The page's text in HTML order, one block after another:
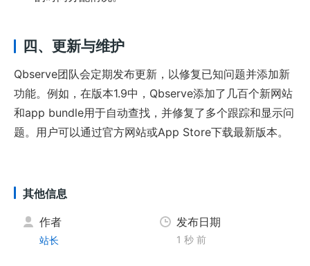
四、更新与维护
Qbserve团队会定期发布更新，以修复已知问题并添加新
功能。例如，在版本1.9中，Qbserve添加了几百个新网站
和app bundle用于自动查找，并修复了多个跟踪和显示问
题。用户可以通过官方网站或App Store下载最新版本。
其他信息
作者
站长
发布日期
1 秒 前